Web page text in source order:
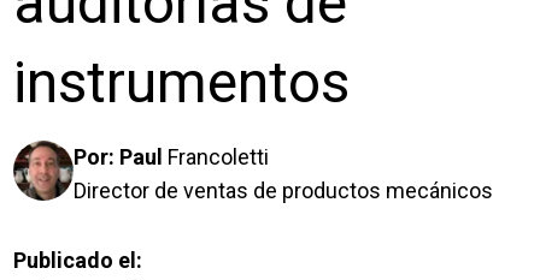
Inicio de sesión
Carreras profesionales
Póngase en contacto con
Solicitar presupuesto
instrumentos
Por: Paul Francoletti
Director de ventas de productos mecánicos
Publicado el: